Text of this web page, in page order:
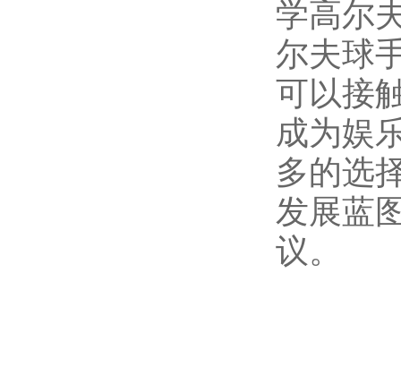
学高尔
尔夫球
可以接
成为娱
多的选
发展蓝
议。